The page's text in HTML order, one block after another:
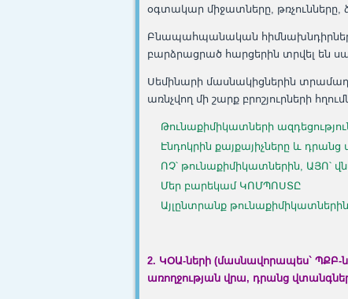
օգտակար միջատները, թռչունները,
Բնապահպանական հիմնախնդիրների
բարձրացրած հարցերին տրվել են
Սեմինարի մասնակիցներին
առնչվող մի շարք բրոշյուրների
Թունաքիմիկատների
Էնդոկրին քայքայիչները և
ՈՉ՝ թունաքիմիկատներին,
Մեր բարեկամ ԿՈՄՊՈՍՏԸ
Այլընտրանք թունաքիմիկատներին
2. ԿՕԱ-ների (մասնավորապես` ՊՔԲ-
առողջության վրա, դրանց